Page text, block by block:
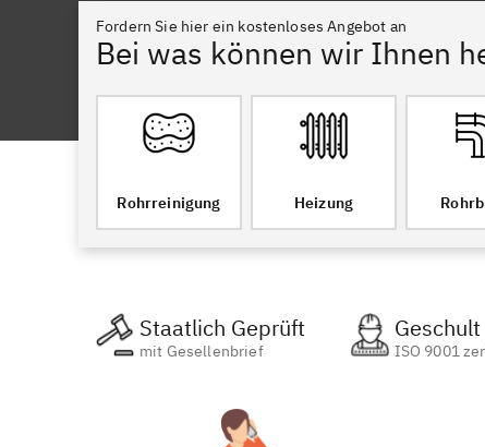
Fordern Sie hier ein kostenloses Angebot an
Bei was können wir Ihnen
Rohrreinigung Heizung
Staatlich Geprüft
mit Gesellenbrief
Geschult
ISO 9001